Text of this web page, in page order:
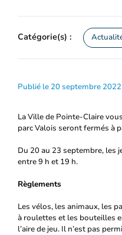
Catégorie(s) :
Publié le 20 septembre
La Ville de Pointe-Claire
parc Valois seront fermés à
Du 20 au 23 septembre, les
entre 9 h et 19 h.
Règlements
Les vélos, les animaux, les
à roulettes et les bouteilles
l’aire de jeu. Il n’est pas